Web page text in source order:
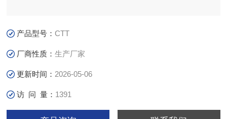
产品型号：CTT
厂商性质：生产厂家
更新时间： 2026-05-06
访 问 量： 1391